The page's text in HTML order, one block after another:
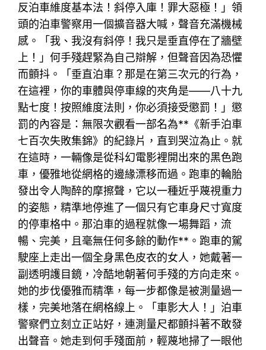
反泊車維度基本法！斜停入庫！罪大惡極！」領
頭的泊車警察用一個擴音器大喊，聲音充滿機械
感。「我、我沒有斜停！我只是垂直停在了牆壁
上！」何手殘趕緊為自己辯解，但聲音因為恐懼
而顫抖。「垂直泊車？那是在第三次元的行為，
在這裡，你的車體與停車線的夾角是——八十九
點七度！按照維度法則，你必須接受懲罰！」懲
罰的內容是：無限次觀看一部名為**《新手泊車
七百次失敗集錦》的紀錄片，直到哭泣為止。就
在這時，一輛像是從科幻電影裡開出來的黑色跑
車，優雅地從網格的邊緣漂移而過。跑車的輪胎
發出令人陶醉的摩擦聲，它以一種近乎蔑視重力
的姿態，精準地停進了一個只有它車身尺寸寬度
的停車格中。那泊車的過程就像一場舞蹈，流
暢、完美，且毫無任何多餘的動作**。跑車的駕
駛座上走出一個全身黑色皮衣的女人，她戴著一
副透明護目鏡，冷酷地朝著何手殘的方向走來。
她的步伐優雅而精準，每一步都像是被測量過一
樣，完美地落在網格線上。「車影大人！」泊車
警察們立刻立正站好，連測量尺都顫抖著不敢發
出聲音。她走到何手殘面前，輕蔑地掃了一眼他